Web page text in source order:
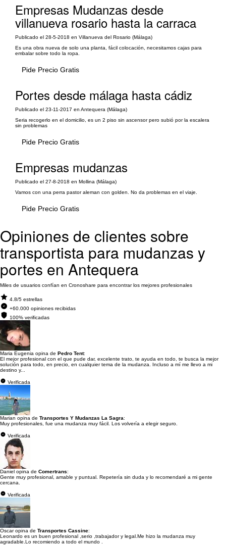
Empresas Mudanzas desde
villanueva rosario hasta la carraca
Publicado el 28-5-2018 en Villanueva del Rosario (Málaga)
Es una obra nueva de solo una planta, fácil colocación, necesitamos cajas para
embalar sobre todo la ropa.
Pide Precio Gratis
Portes desde málaga hasta cádiz
Publicado el 23-11-2017 en Antequera (Málaga)
Seria recogerlo en el domicilio, es un 2 piso sin ascensor pero subió por la escalera
sin problemas
Pide Precio Gratis
Empresas mudanzas
Publicado el 27-8-2018 en Mollina (Málaga)
Vamos con una perra pastor aleman con golden. No da problemas en el viaje.
Pide Precio Gratis
Opiniones de clientes sobre
transportista para mudanzas y
portes en Antequera
Miles de usuarios confían en Cronoshare para encontrar los mejores profesionales
4.8/5 estrellas
+60.000 opiniones recibidas
100% verificadas
Maria Eugenia opina de Pedro Tent:
El mejor profesional con el que pude dar, excelente trato, te ayuda en todo, te busca la mejor
solución para todo, en precio, en cualquier tema de la mudanza. Incluso a mí me llevo a mi
destino y...
Verificada
Marian opina de Transportes Y Mudanzas La Sagra:
Muy profesionales, fue una mudanza muy fácil. Los volvería a elegir seguro.
Verificada
Daniel opina de Comertrans:
Gente muy profesional, amable y puntual. Repetería sin duda y lo recomendaré a mi gente
cercana.
Verificada
Oscar opina de Transportes Cassine:
Leonardo es un buen profesional ,serio ,trabajador y legal.Me hizo la mudanza muy
agradable.Lo recomiendo a todo el mundo .